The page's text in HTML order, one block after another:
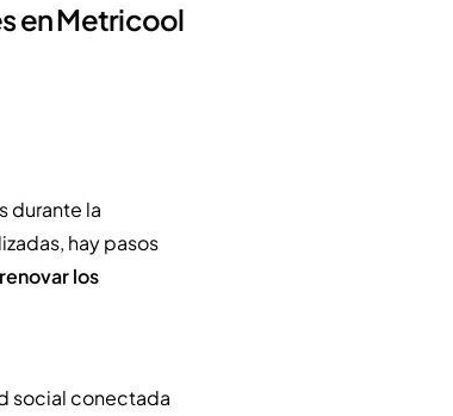
en Metricool
durante la
hay pasos
renovar los
social conectada